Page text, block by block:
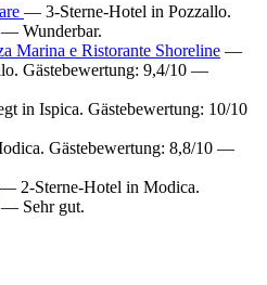
— 3-Sterne-Hotel in Pozzallo.
— Wunderbar.
Marina e Ristorante Shoreline —
Gästebewertung: 9,4/10 —
in Ispica. Gästebewertung: 10/10
Gästebewertung: 8,8/10 —
— 2-Sterne-Hotel in Modica.
— Sehr gut.